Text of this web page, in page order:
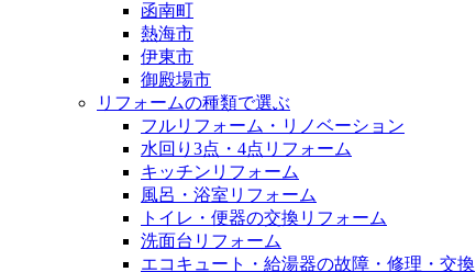
函南町
熱海市
伊東市
御殿場市
リフォームの種類で選ぶ
フルリフォーム・リノベーション
水回り3点・4点リフォーム
キッチンリフォーム
風呂・浴室リフォーム
トイレ・便器の交換リフォーム
洗面台リフォーム
エコキュート・給湯器の故障・修理・交換